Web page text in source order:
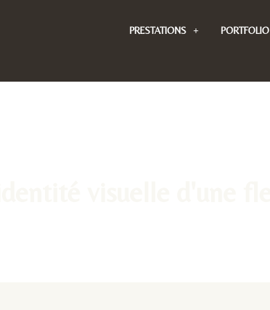
PRESTATIONS PORTFOLIO